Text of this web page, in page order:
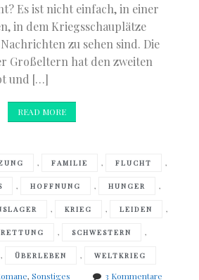
Es ist nicht einfach, in einer
in dem Kriegsschauplätze
zu sehen sind. Die
Großeltern hat den zweiten
und […]
READ MORE
, FAMILIE , FLUCHT ,
, HOFFNUNG , HUNGER ,
, KRIEG , LEIDEN ,
RETTUNG , SCHWESTERN ,
, ÜBERLEBEN , WELTKRIEG
,Sonstiges 3 Kommentarezu